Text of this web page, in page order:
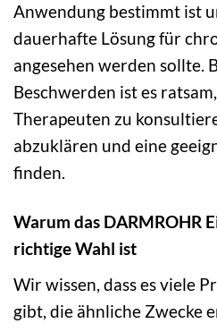
Anwendung bestimmt ist
dauerhafte Lösung für
angesehen werden sollte.
Beschwerden ist es
Therapeuten zu
abzuklären und eine
finden.
Warum das DARMROHR
richtige Wahl ist
Wir wissen, dass es viele
gibt, die ähnliche Zwecke